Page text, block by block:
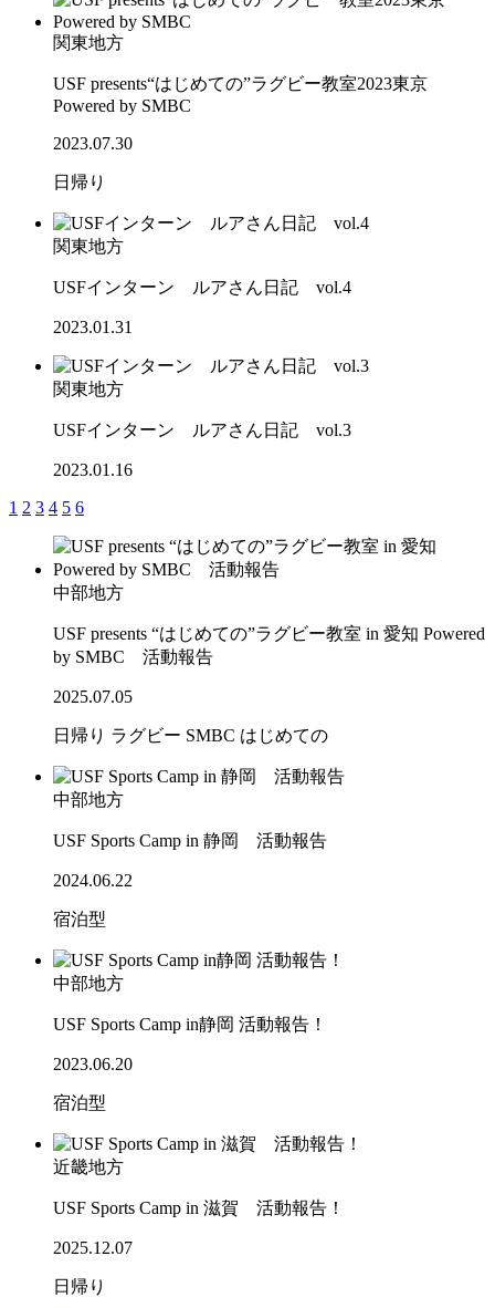
関東地方
USF presents“はじめての”ラグビー教室2023東京
Powered by SMBC
2023.07.30
日帰り
関東地方
USFインターン ルアさん日記 vol.4
2023.01.31
関東地方
USFインターン ルアさん日記 vol.3
2023.01.16
1 2 3 4 5 6
中部地方
USF presents “はじめての”ラグビー教室 in 愛知 Powered
by SMBC 活動報告
2025.07.05
日帰り ラグビー SMBC はじめての
中部地方
USF Sports Camp in 静岡 活動報告
2024.06.22
宿泊型
中部地方
USF Sports Camp in静岡 活動報告！
2023.06.20
宿泊型
近畿地方
USF Sports Camp in 滋賀 活動報告！
2025.12.07
日帰り